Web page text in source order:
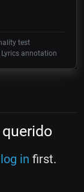
test
annotation
log in first.